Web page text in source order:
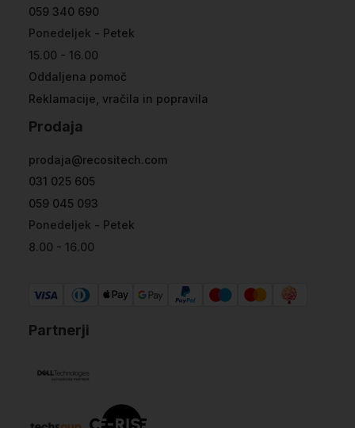
059 340 690
Ponedeljek - Petek
15.00 - 16.00
Oddaljena pomoč
Reklamacije, vračila in popravila
Prodaja
prodaja@recositech.com
031 025 605
059 045 093
Ponedeljek - Petek
8.00 - 16.00
Partnerji